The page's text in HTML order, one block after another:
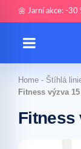
🌼 Jarní akce: -30
Home - Štíhlá
Fitness výzva
Fitness